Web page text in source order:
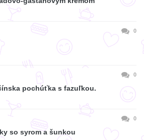
0
0
pochúťka s fazuľkou.
0
so syrom a šunkou